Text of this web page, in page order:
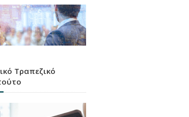
Τραπεζικό